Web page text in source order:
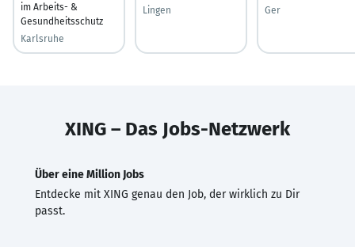
im Arbeits- &
Gesundheitsschutz
Karlsruhe
Lingen
Ger
XING – Das Jobs-Netzwerk
Über eine Million Jobs
Entdecke mit XING genau den Job, der wirklich zu Dir
passt.